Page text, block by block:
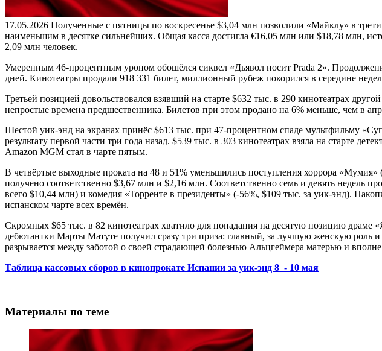
17.05.2026 Полученные с пятницы по воскресенье $3,04 млн позволили «Майклу» в
наименьшим в десятке сильнейших. Общая касса достигла €16,05 млн или $18,78 млн,
2,09 млн человек.
Умеренным 46-процентным уроном обошёлся сиквел «Дьявол носит Prada 2».
дней. Кинотеатры продали 918 331 билет, миллионный рубеж покорился в середине
Третьей позицией довольствовался взявший на старте $632 тыс. в 290 кинотеатрах
непростые времена предшественника. Билетов при этом продано на 6% меньше, чем в
Шестой уик-энд на экранах принёс $613 тыс. при 47-процентном спаде мультфильму
результату первой части три года назад. $539 тыс. в 303 кинотеатрах взяла на старте
Amazon MGM стал в чарте пятым.
В четвёртые выходные проката на 48 и 51% уменьшились поступления хоррора
получено соответственно $3,67 млн и $2,16 млн. Соответственно семь и девять недель
всего $10,44 млн) и комедия «Торренте в президенты» (-56%, $109 тыс. за уик-энд).
испанском чарте всех времён.
Скромных $65 тыс. в 82 кинотеатрах хватило для попадания на десятую позицию драме
дебютантки Марты Матуте получил сразу три приза: главный, за лучшую женскую роль
разрывается между заботой о своей страдающей болезнью Альцгеймера матерью и
Таблица кассовых сборов в кинопрокате Испании за уик-энд 8 - 10 мая
Материалы по теме